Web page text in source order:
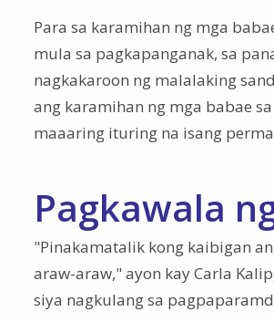
Para sa karamihan ng mga
mula sa pagkapanganak, sa
nagkakaroon ng malalaking
ang karamihan ng mga babae
maaaring ituring na isang
Pagkawala
"Pinakamatalik kong kaibigan
araw-araw," ayon kay Carla
siya nagkulang sa